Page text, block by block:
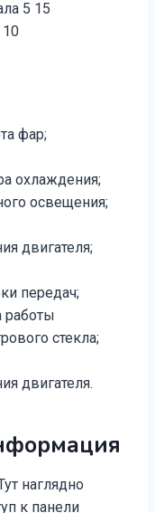
5 15
фар;
охлаждения;
освещения;
двигателя;
передач;
работы
стекла;
двигателя.
наглядно
к панели